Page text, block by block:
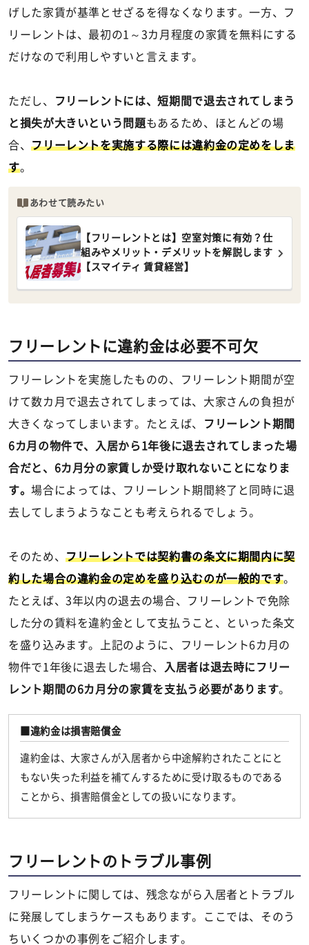
げした家賃が基準とせざるを得なくなります。一方、フ
リーレントは、最初の1～3カ月程度の家賃を無料にする
だけなので利用しやすいと言えます。
ただし、
フリーレントには、短期間で退去されてしまう
と損失が大きいという問題もあるため、ほとんどの場
合、フリーレントを実施する際には違約金の定めをしま
す。
あわせて読みたい
【フリーレントとは】空室対策に有効？仕
組みやメリット・デメリットを解説します
【スマイティ 賃貸経営】
フリーレントに違約金は必要不可欠
フリーレントを実施したものの、フリーレント期間が空
けて数カ月で退去されてしまっては、大家さんの負担が
大きくなってしまいます。たとえば、
フリーレント期間
6カ月の物件で、入居から1年後に退去されてしまった場
合だと、6カ月分の家賃しか受け取れないことになりま
す。場合によっては、フリーレント期間終了と同時に退
去してしまうようなことも考えられるでしょう。
そのため、フリーレントでは契約書の条文に期間内に契
約した場合の違約金の定めを盛り込むのが一般的です。
たとえば、3年以内の退去の場合、フリーレントで免除
した分の賃料を違約金として支払うこと、といった条文
を盛り込みます。上記のように、フリーレント6カ月の
物件で1年後に退去した場合、
入居者は退去時にフリー
レント期間の6カ月分の家賃を支払う必要があります。
違約金は損害賠償金
違約金は、大家さんが入居者から中途解約されたことにと
もない失った利益を補てんするために受け取るものである
ことから、損害賠償金としての扱いになります。
フリーレントのトラブル事例
フリーレントに関しては、残念ながら入居者とトラブル
に発展してしまうケースもあります。ここでは、そのう
ちいくつかの事例をご紹介します。